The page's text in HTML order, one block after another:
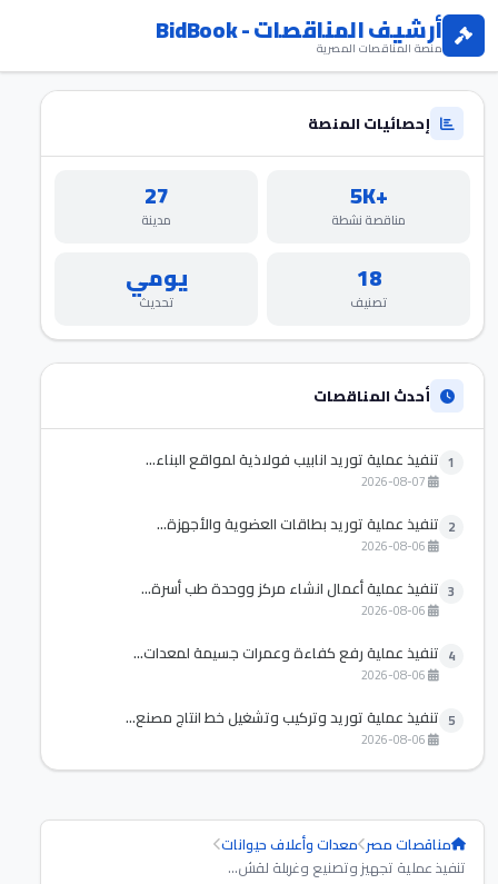
أرشيف المناقصات - BidBook
منصة المناقصات المصرية
إحصائيات المنصة
+5K
مناقصة نشطة
27
مدينة
18
تصنيف
يومي
تحديث
أحدث المناقصات
1 تنفيذ عملية توريد انابيب فولاذية لمواقع البناء...
2 تنفيذ عملية توريد بطاقات العضوية والأجهزة...
3 تنفيذ عملية أعمال انشاء مركز ووحدة طب أسرة...
4 تنفيذ عملية رفع كفاءة وعمرات جسيمة لمعدات...
5 تنفيذ عملية توريد وتركيب وتشغيل خط انتاج مصنع...
مناقصات مصر معدات وأعلاف حيوانات
تنفيذ عملية تجهيز وتصنيع وغربلة لقش...